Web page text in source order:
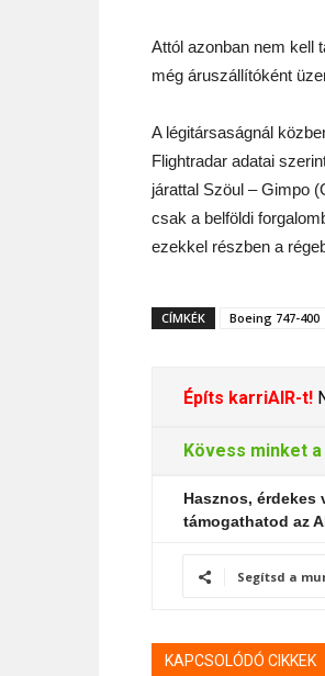
Attól azonban nem kell
még áruszállítóként
A légitársaságnál
Flightradar adatai
járattal Szöul – Gimpo
csak a belföldi
ezekkel részben a
CÍMKÉK Boeing 747-400
Építs karriAIR-t!
Kövess minket a
Hasznos, érdekes
támogathatod az
Segítsd a
KAPCSOLÓDÓ CIKKEK